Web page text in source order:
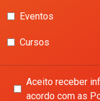
Eventos
Cursos
Aceito receber
acordo com as